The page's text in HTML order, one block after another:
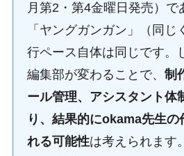
月第2・第4金曜日発売）で
「ヤングガンガン」（同じ
行ペース自体は同じです。
編集部が変わることで、 制
ール管理、アシスタント体
り、結果的にokama先生の
れる可能性は考えられます